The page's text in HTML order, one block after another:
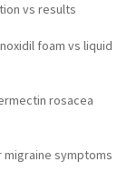
vs results
foam vs liquid
rosacea
symptoms